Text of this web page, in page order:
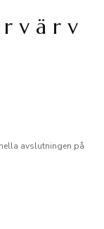
v ä r v
avslutningen på